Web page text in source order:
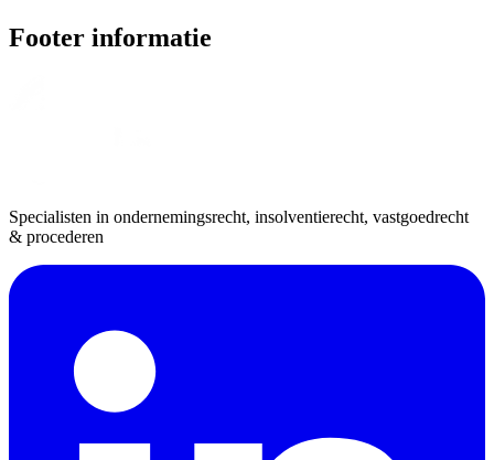
Footer informatie
Specialisten in ondernemingsrecht, insolventierecht, vastgoedrecht
& procederen